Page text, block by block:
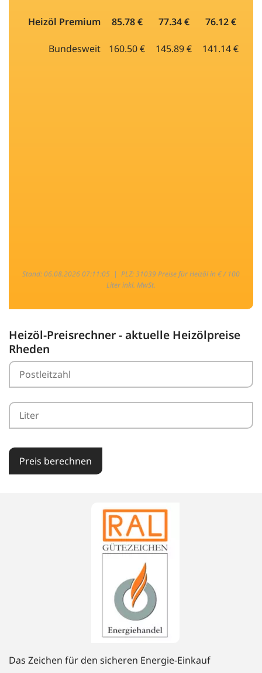
Heizöl Premium 85.78 € 77.34 € 76.12 €
Bundesweit 160.50 € 145.89 € 141.14 €
Stand: 06.08.2026 07:11:05 | PLZ: 31039 Preise für Heizöl in € / 100
Liter inkl. MwSt.
Heizöl-Preisrechner - aktuelle Heizölpreise
Rheden
Preis berechnen
Das Zeichen für den sicheren Energie-Einkauf